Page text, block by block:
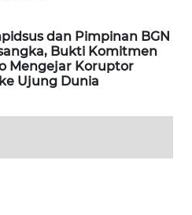
dan Pimpinan BGN
Bukti Komitmen
Mengejar Koruptor
Ujung Dunia